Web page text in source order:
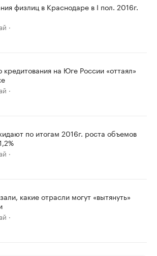
физлиц в Краснодаре в I пол. 2016г.
кредитования на Юге России «оттаял»
по итогам 2016г. роста объемов
какие отрасли могут «вытянуть»